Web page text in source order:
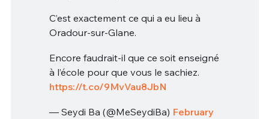
C’est exactement ce qui a eu lieu à
Oradour-sur-Glane.
Encore faudrait-il que ce soit enseigné
à l’école pour que vous le sachiez.
https://t.co/9MvVau8JbN
— Seydi Ba (@MeSeydiBa) February